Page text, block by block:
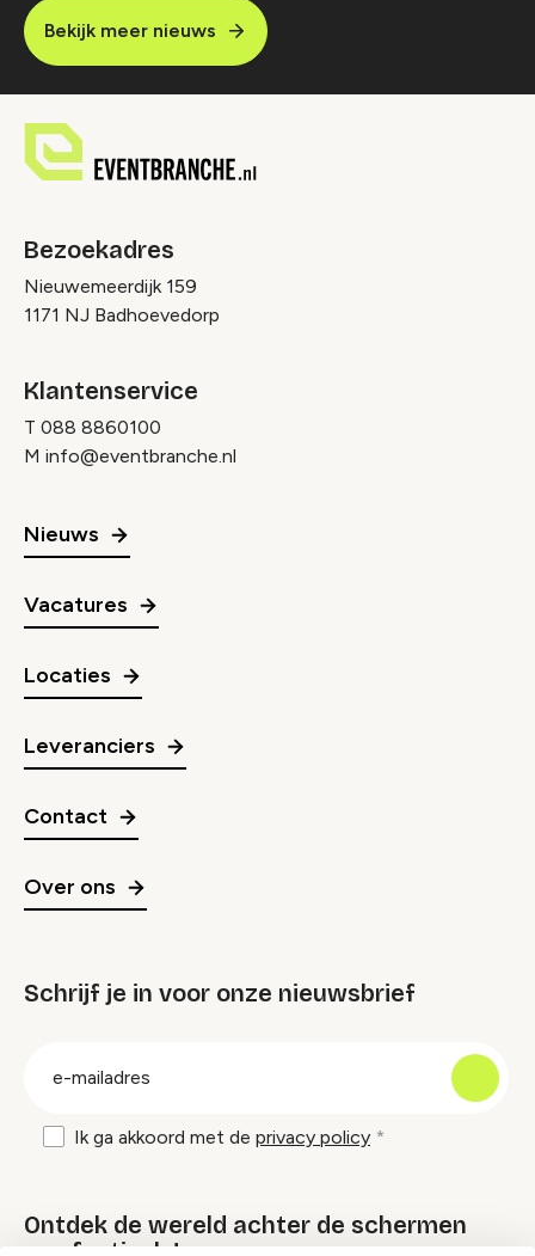
Bekijk meer nieuws
Bezoekadres
Nieuwemeerdijk 159
1171 NJ Badhoevedorp
Klantenservice
T 088 8860100
M info@eventbranche.nl
Nieuws
Vacatures
Locaties
Leveranciers
Contact
Over ons
Schrijf je in voor onze nieuwsbrief
Ik ga akkoord met de privacy policy
Ontdek de wereld achter de schermen